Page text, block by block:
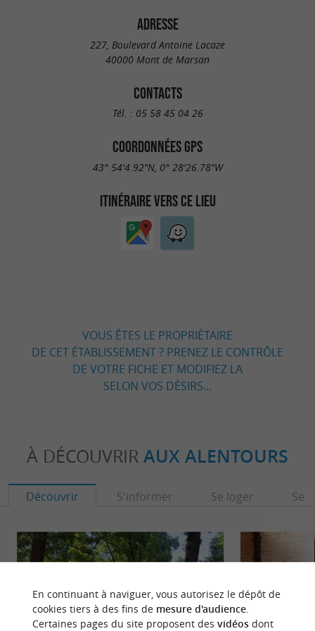
ADRESSE
227, Boulevard Antoine Lacaze
40000 Mont de Marsan
CONTACTS
Tél. : 05 58 45 04 26
COORDONNÉES GPS
43° 54'4.92"N, 0° 28'26.78"W
ITINÉRAIRE VERS CE LIEU
VOUS ÊTES LE PROPRIÉTAIRE
DE CET ÉTABLISSEMENT ? PRENEZ LE CONTRÔLE
DE VOTRE FICHE ET MODIFIEZ LA
SELON VOS DÉSIRS...
À DÉCOUVRIR AUX ALENTOURS
Découvrir S'informer Se loger Se
En continuant à naviguer, vous autorisez le dépôt de
cookies tiers à des fins de mesure d'audience.
Certaines pages du site proposent des vidéosdont